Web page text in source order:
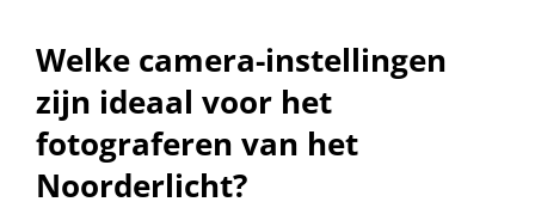
Welke camera-instellingen
zijn ideaal voor het
fotograferen van het
Noorderlicht?